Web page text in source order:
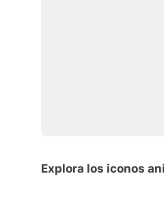
Explora los iconos